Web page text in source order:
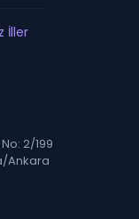
İller
2/199
Ankara